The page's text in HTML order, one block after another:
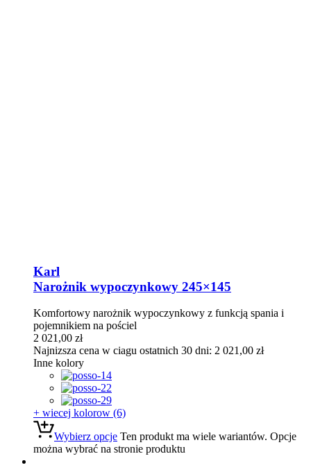
Karl
Narożnik wypoczynkowy 245×145
Komfortowy narożnik wypoczynkowy z funkcją spania i
pojemnikiem na pościel
2 021,00 zł
Najnizsza cena w ciagu ostatnich 30 dni: 2 021,00 zł
Inne kolory
+ wiecej kolorow (6)
Wybierz opcje Ten produkt ma wiele wariantów. Opcje
można wybrać na stronie produktu